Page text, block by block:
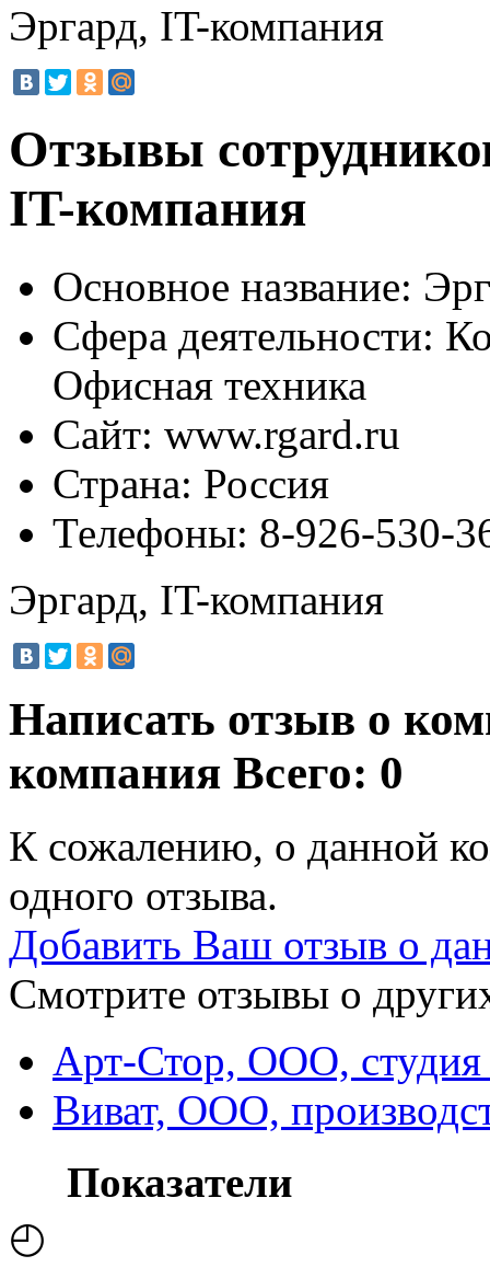
Эргард, IT-компания
Отзывы
IT-компания
Основное название:
Сфера деятельности:
Офисная техника
Сайт: www.rgard.ru
Страна: Россия
Телефоны: 8-926-530-
Эргард, IT-компания
Написать отзыв о
компания Всего: 0
К сожалению, о данной
одного отзыва.
Добавить Ваш отзыв о
Смотрите отзывы о
Арт-Стор, ООО, студия
Виват, ООО,
Показатели
◴